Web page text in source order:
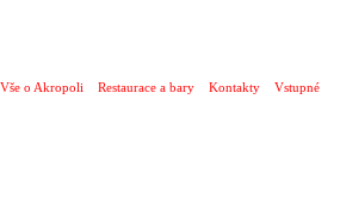
Vše o Akropoli Restaurace a bary Kontakty Vstupné